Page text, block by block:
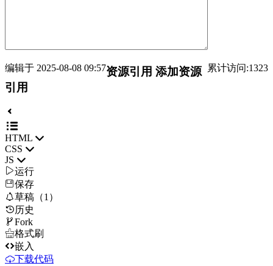
编辑于 2025-08-08 09:57 累计访问:1323
资源引用 添加资源
引用
HTML
CSS
JS
运行
保存
草稿（1）
历史
Fork
格式刷
嵌入
下载代码